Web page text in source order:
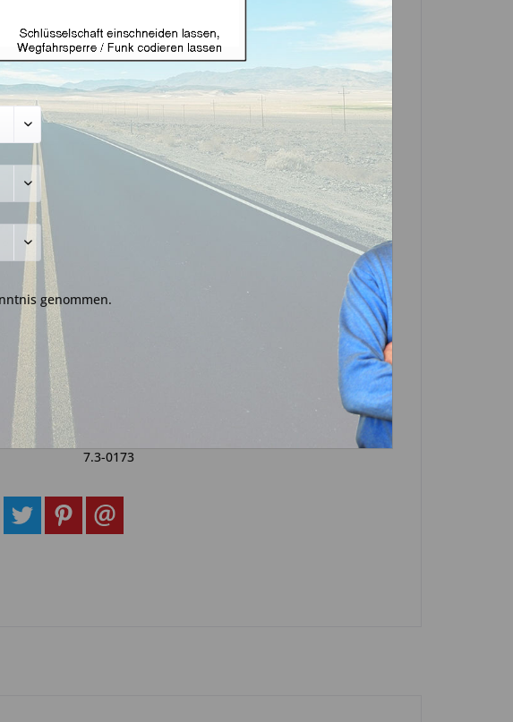
HU83 (Aftermarket Produkt)
*
Versandkosten
1-3 Werktage
Autoschlüssel in einer Partner-Filiale deiner Nähe
befindet sich in der Beschreibung. Scrolle einfach
Fragen zum Artikel?
7.3-0173
genommen.